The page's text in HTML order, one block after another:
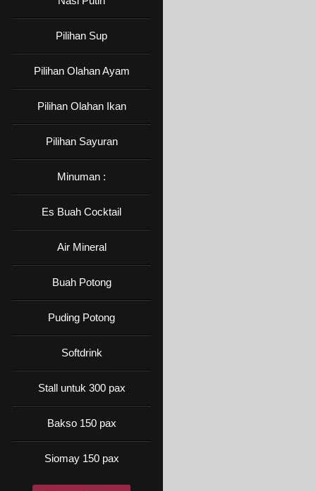
Pilihan Sup
Pilihan Olahan Ayam
Pilihan Olahan Ikan
Pilihan Sayuran
Minuman :
Es Buah Cocktail
Air Mineral
Buah Potong
Puding Potong
Softdrink
Stall untuk 300 pax
Bakso 150 pax
Siomay 150 pax